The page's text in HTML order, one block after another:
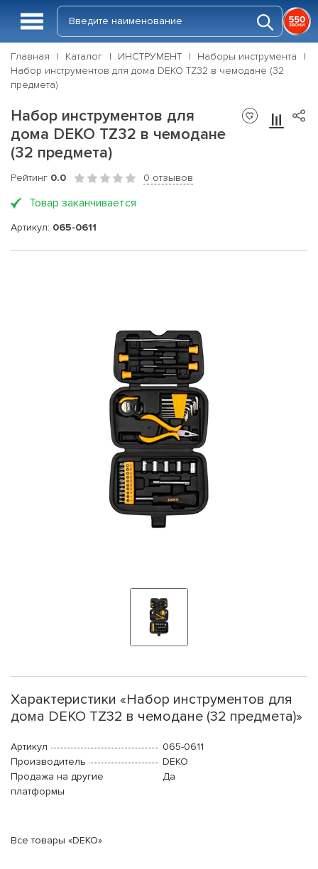
Главная Каталог ИНСТРУМЕНТ
Наборы инструмента
Набор инструментов для дома DEKO TZ32 в чемодане (32
предмета)
Набор инструментов для
дома DEKO TZ32 в чемодане
(32 предмета)
Рейтинг 0.0 0 отзывов
Товар заканчивается
Артикул: 065-0611
Характеристики «Набор инструментов для
дома DEKO TZ32 в чемодане (32 предмета)»
Артикул
065-0611
Производитель
DEKO
Продажа на другие
платформы
Да
Все товары «DEKO»